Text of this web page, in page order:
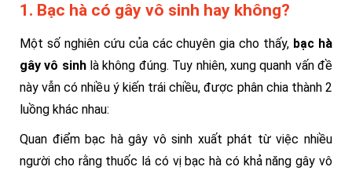
1. Bạc hà có gây vô sinh hay không?
Một số nghiên cứu của các chuyên gia cho thấy, bạc hà
gây vô sinhlà không đúng. Tuy nhiên, xung quanh vấn đề
này vẫn có nhiều ý kiến trái chiều, được phân chia thành 2
luồng khác nhau:
Quan điểm bạc hà gây vô sinh xuất phát từ việc nhiều
người cho rằng thuốc lá có vị bạc hà có khả năng gây vô